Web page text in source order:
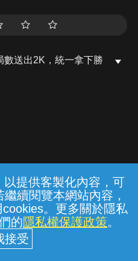
提供客製化內容，可
續閱覽本網站內容，
。更多關於隱私
的隱私權保護政策。
數送出2K，統一拿下勝
服務條款 隱私權保護
司個人家庭分公司
© 2026